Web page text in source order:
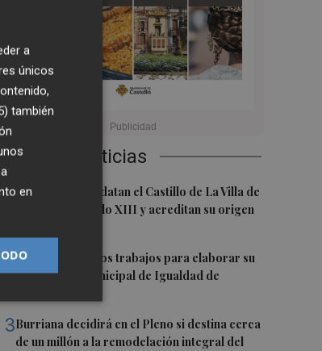
Últimas Noticias
1 Investigadores datan el Castillo de La Villa de
El Toro en el siglo XIII y acreditan su origen
2Vila-real inicia los trabajos para elaborar su
primer Plan Municipal de Igualdad de
3Burriana decidirá en el Pleno si destina cerca
de un millón a la remodelación integral del
a
únicos
también
en